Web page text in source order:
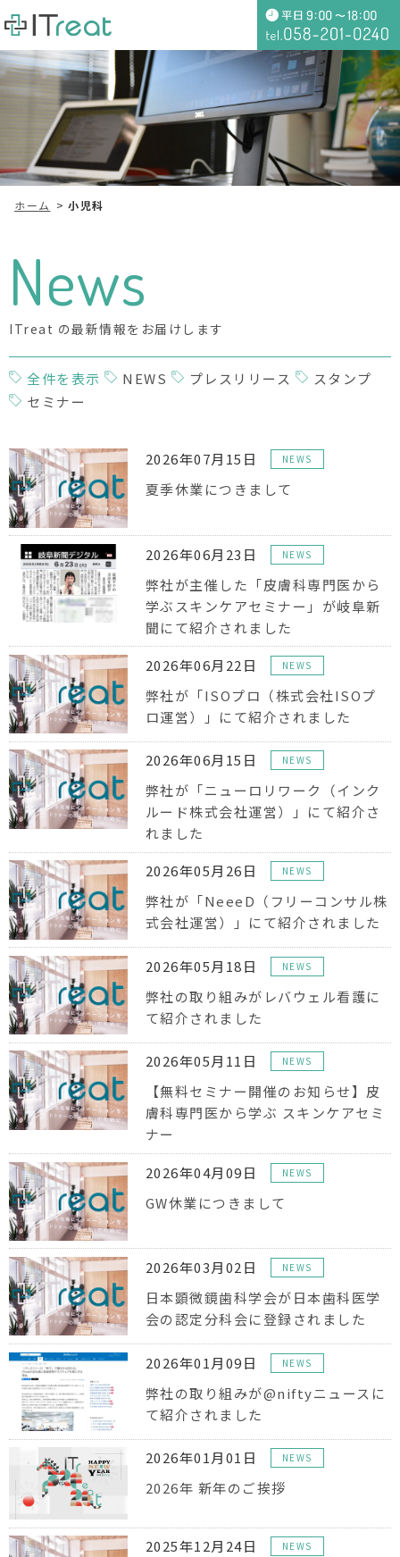
ホーム 小児科
News
ITreat の最新情報をお届けします
全件を表示 NEWS プレスリリース
スタンプ
セミナー
2026年07月15日 NEWS
夏季休業につきまして
2026年06月23日 NEWS
弊社が主催した「皮膚科専門医から
学ぶスキンケアセミナー」が岐阜新
聞にて紹介されました
2026年06月22日 NEWS
弊社が「ISOプロ（株式会社ISOプ
ロ運営）」にて紹介されました
2026年06月15日 NEWS
弊社が「ニューロリワーク（インク
ルード株式会社運営）」にて紹介さ
れました
2026年05月26日 NEWS
弊社が「NeeeD（フリーコンサル株
式会社運営）」にて紹介されました
2026年05月18日 NEWS
弊社の取り組みがレバウェル看護に
て紹介されました
2026年05月11日 NEWS
【無料セミナー開催のお知らせ】皮
膚科専門医から学ぶ スキンケアセミ
ナー
2026年04月09日 NEWS
GW休業につきまして
2026年03月02日 NEWS
日本顕微鏡歯科学会が日本歯科医学
会の認定分科会に登録されました
2026年01月09日 NEWS
弊社の取り組みが@niftyニュースに
て紹介されました
2026年01月01日 NEWS
2026年 新年のご挨拶
2025年12月24日 NEWS